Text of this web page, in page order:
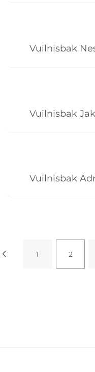
Vuilnisbak
Vuilnisbak
Vuilnisbak
1 2